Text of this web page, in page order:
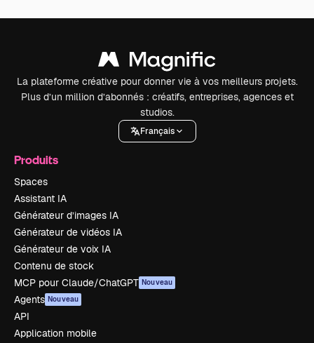
La plateforme créative pour donner vie à vos meilleurs projets.
Plus d’un million d’abonnés : créatifs, entreprises, agences et
studios.
Français
Produits
Spaces
Assistant IA
Générateur d’images IA
Générateur de vidéos IA
Générateur de voix IA
Contenu de stock
MCP pour Claude/ChatGPT Nouveau
Agents Nouveau
API
Application mobile